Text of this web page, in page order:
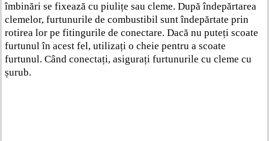
îmbinări se fixează cu piulițe sau cleme. După îndepărtarea
clemelor, furtunurile de combustibil sunt îndepărtate prin
rotirea lor pe fitingurile de conectare. Dacă nu puteți scoate
furtunul în acest fel, utilizați o cheie pentru a scoate
furtunul. Când conectați, asigurați furtunurile cu cleme cu
șurub.